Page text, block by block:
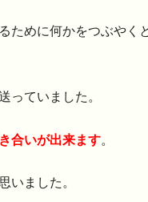
ために何かをつぶやく
っていました。
合いが出来ます。
いました。